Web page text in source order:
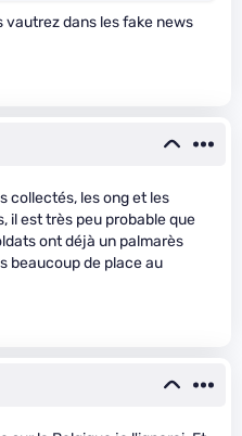
dans les fake news
collectés, les ong et les
il est très peu probable que
ont déjà un palmarès
beaucoup de place au